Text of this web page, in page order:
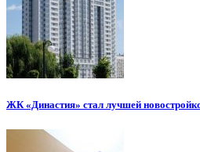
ЖК «Династия» стал лучшей